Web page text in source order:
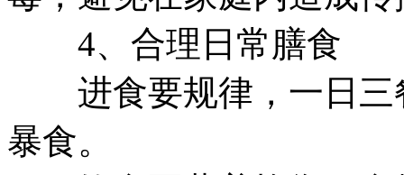
4、合理日常膳食
进食要规律，一日三
暴食。